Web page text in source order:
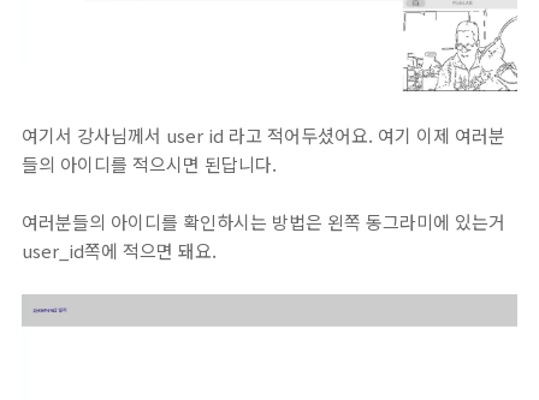
여기서 강사님께서 user id 라고 적어두셨어요. 여기 이제 여러분
들의 아이디를 적으시면 된답니다.
여러분들의 아이디를 확인하시는 방법은 왼쪽 동그라미에 있는거
user_id쪽에 적으면 돼요.